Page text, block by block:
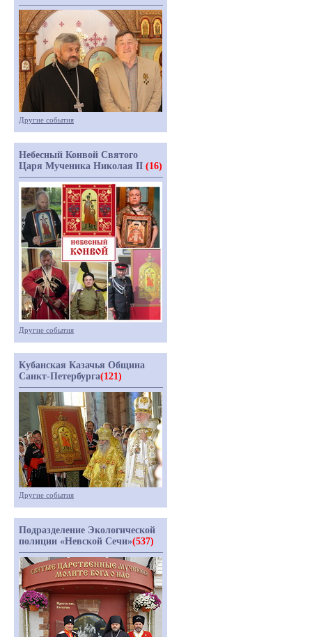
Другие события
Небесный Конвой Святого
Царя Мученика Николая II (16)
Другие события
Кубанская Казачья Община
Санкт-Петербурга(121)
Другие события
Подразделение Экологической
полиции «Невской Сечи»(537)